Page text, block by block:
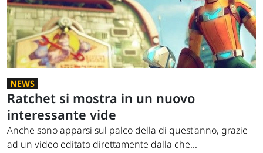
NEWS
Ratchet si mostra in un nuovo
interessante vide
Anche sono apparsi sul palco della di quest'anno, grazie
ad un video editato direttamente dalla che...